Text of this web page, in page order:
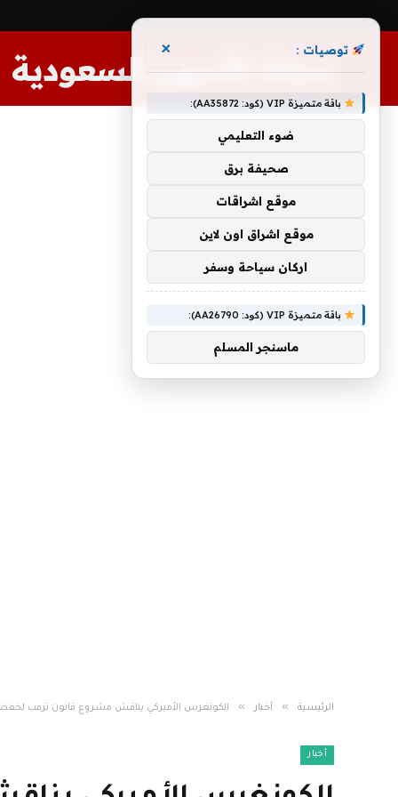
مجلة الأسهم السعودية
الرئيسية » أخبار » الكونغرس الأميركي يناقش مشروع قانون ترمب
أخبار
توصيات : ×
باقة متميزة VIP (كود: AA35872):
ضوء التعليمي
صحيفة برق
موقع اشراقات
موقع اشراق اون لاين
اركان سياحة وسفر
باقة متميزة VIP (كود: AA26790):
ماسنجر المسلم